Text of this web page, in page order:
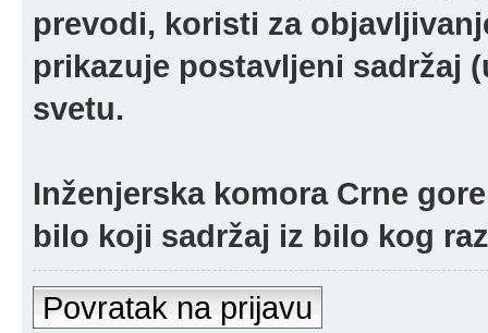
prevodi, koristi za
prikazuje postavljeni sadržaj
svetu.
Inženjerska komora Crne
bilo koji sadržaj iz bilo kog
Povratak na prijavu